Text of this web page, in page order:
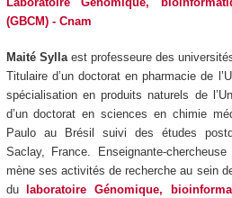
(GBCM) - Cnam
Maité Syllaest professeure des
Titulaire d’un doctorat en pharmacie de
spécialisation en produits naturels de
d’un doctorat en sciences en chimie
Paulo au Brésil suivi des études
Saclay, France. Enseignante-
mène ses activités de recherche au sein
du
laboratoire Génomique,